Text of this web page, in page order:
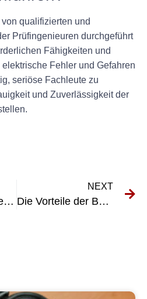
qualifizierten und
Prüfingenieuren durchgeführt
Fähigkeiten und
Fehler und Gefahren
seriöse Fachleute zu
und Zuverlässigkeit der
Die Bedeutung der Prüfung elektrischer Systeme in der Luftfahrt
NEXT
Die Vorteile der Beauftragung eines Fachmanns für die Revision elektrischer Systeme